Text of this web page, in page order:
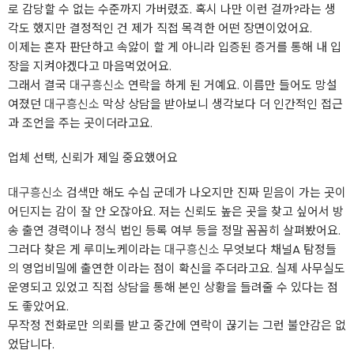
로 감당할 수 없는 수준까지 가버렸죠. 혹시 나만 이런 걸까?라는 생
각도 했지만 결정적인 건 제가 직접 목격한 어떤 장면이었어요.
이제는 혼자 판단하고 속앓이 할 게 아니라 입증된 증거를 통해 내 입
장을 지켜야겠다고 마음먹었어요.
그래서 결국 대구흥신소 연락을 하게 된 거예요. 이름만 들어도 망설
여졌던 대구흥신소 막상 상담을 받아보니 생각보다 더 인간적인 접근
과 조언을 주는 곳이더라고요.
업체 선택, 신뢰가 제일 중요했어요
대구흥신소 검색만 해도 수십 군데가 나오지만 진짜 믿음이 가는 곳이
어딘지는 감이 잘 안 오잖아요. 저는 신뢰도 높은 곳을 찾고 싶어서 방
송 출연 경력이나 정식 법인 등록 여부 등을 정말 꼼꼼히 살펴봤어요.
그러다 찾은 게 루미노케이라는 대구흥신소 무엇보다 채널A 탐정들
의 영업비밀에 출연한 이라는 점이 확신을 주더라고요. 실제 사무실도
운영되고 있었고 직접 상담을 통해 본인 상황을 들려줄 수 있다는 점
도 좋았어요.
무작정 전화로만 의뢰를 받고 중간에 연락이 끊기는 그런 불안감은 없
었답니다.